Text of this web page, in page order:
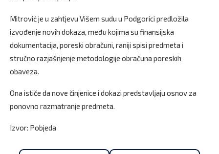
Mitrović je u zahtjevu Višem sudu u Podgorici predložila
izvođenje novih dokaza, među kojima su finansijska
dokumentacija, poreski obračuni, raniji spisi predmeta i
stručno razjašnjenje metodologije obračuna poreskih
obaveza.
Ona ističe da nove činjenice i dokazi predstavljaju osnov za
ponovno razmatranje predmeta.
Izvor: Pobjeda